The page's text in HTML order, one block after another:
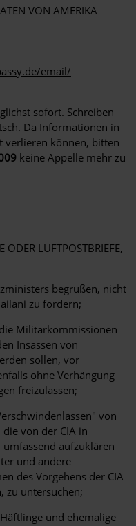
VON AMERIKA
email/
sofort. Schreiben
Da Informationen in
verlieren können, bitten
keine Appelle mehr zu
ODER LUFTPOSTBRIEFE,
begrüßen, nicht
zu fordern;
Militärkommissionen
Insassen von
sollen, vor
ohne Verhängung
freizulassen;
von
von der CIA in
aufzuklären
und andere
des Vorgehens der CIA
zu untersuchen;
und ehemalige